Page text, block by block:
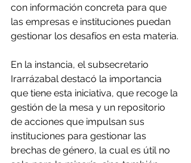
con información concreta para que
las empresas e instituciones puedan
gestionar los desafíos en esta materia.
En la instancia, el subsecretario
Irarrázabal destacó la importancia
que tiene esta iniciativa, que recoge la
gestión de la mesa y un repositorio
de acciones que impulsan sus
instituciones para gestionar las
brechas de género, la cual es útil no